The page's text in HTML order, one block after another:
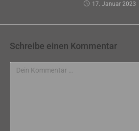
17. Januar 2023
Schreibe einen Kommentar
Kommentar